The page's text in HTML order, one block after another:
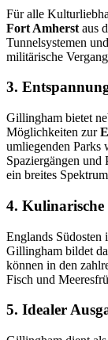
Für alle
Fort Amherst aus
Tunnelsystemen
militärische
3.
Gillingham bietet
Möglichkeiten zur
umliegenden Parks
Spaziergängen und
ein breites
4. Kulinarische
Englands Südosten
Gillingham bildet
können in den
Fisch und
5. Idealer